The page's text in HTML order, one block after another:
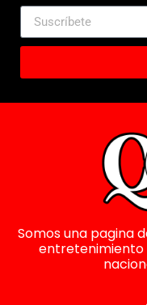
Somos una pagina
entretenimiento